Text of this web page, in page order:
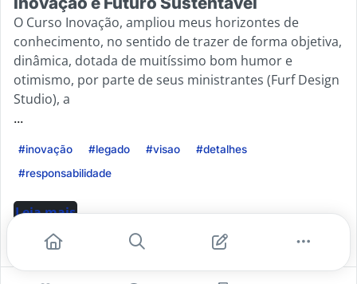
O Curso Inovação, ampliou meus horizontes de
conhecimento, no sentido de trazer de forma objetiva,
dinâmica, dotada de muitíssimo bom humor e
otimismo, por parte de seus ministrantes (Furf Design
Studio), a
...
#inovação #legado #visao
#detalhes
#responsabilidade
Leia mais